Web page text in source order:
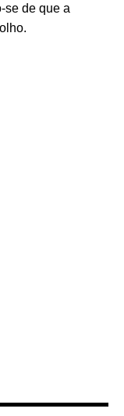
se de que a